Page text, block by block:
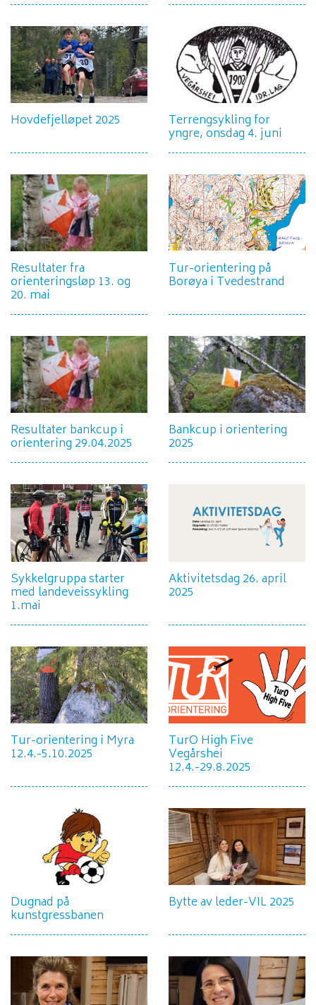
Hovdefjelløpet 2025 Terrengsykling for
yngre, onsdag 4. juni
Resultater fra
orienteringsløp 13. og
20. mai
Tur-orientering på
Borøya i Tvedestrand
Resultater bankcup i
orientering 29.04.2025
Bankcup i orientering
2025
Sykkelgruppa starter
med landeveissykling
1.mai
Aktivitetsdag 26. april
2025
Tur-orientering i Myra
12.4.-5.10.2025
TurO High Five
Vegårshei
12.4.-29.8.2025
Dugnad på
kunstgressbanen
Bytte av leder-VIL 2025